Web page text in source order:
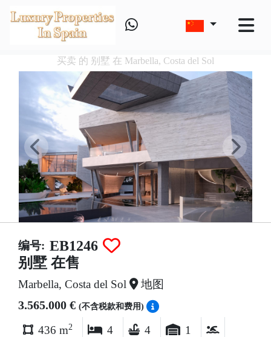
买卖 的 别墅 在 Marbella, Costa del Sol
编号: EB1246
别墅 在售
Marbella, Costa del Sol 地图
3.565.000 € (不含税款和费用)
436 m2 4 4 1